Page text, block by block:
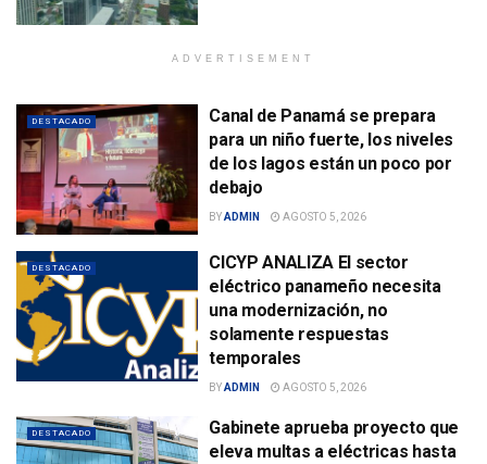
ADVERTISEMENT
DESTACADO
Canal de Panamá se prepara
para un niño fuerte, los niveles
de los lagos están un poco por
debajo
BYADMIN AGOSTO 5, 2026
DESTACADO
CICYP ANALIZA El sector
eléctrico panameño necesita
una modernización, no
solamente respuestas
temporales
BYADMIN AGOSTO 5, 2026
DESTACADO
Gabinete aprueba proyecto que
eleva multas a eléctricas hasta